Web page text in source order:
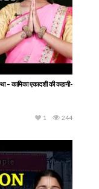
कामिका एकादशी की कहानी-
244
1